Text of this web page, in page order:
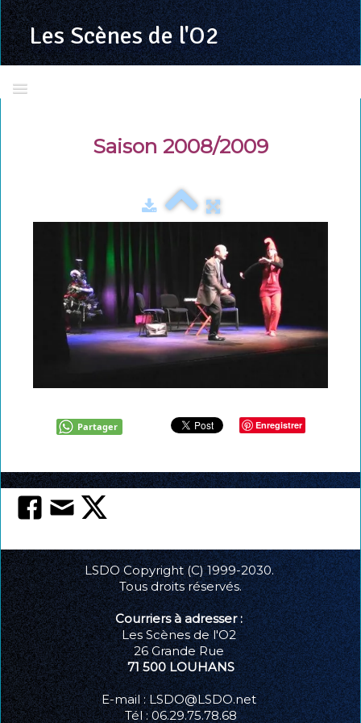
Les Scènesde l'O2
Toutes les programmations
Richard VALENTE
Grand jeu concours LSDO
Créez l'évènement
Partenaires
Les liens coup de coeur
Saison 2008/2009
Partager Enregistrer
LSDO Copyright (C) 1999-2030.
Tous droits réservés.
Courriers à adresser :
Les Scènes de l'O2
26 Grande Rue
71 500 LOUHANS
E-mail : LSDO@LSDO.net
Tél : 06.29.75.78.68